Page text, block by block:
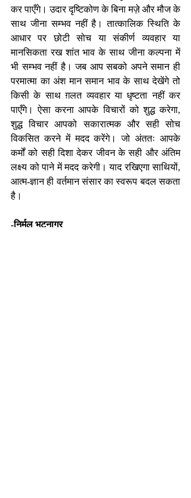
कर पाएँगे। उदार दृष्टिकोण के बिना मज़े और मौज के
साथ जीना सम्भव नहीं है। तात्कालिक स्थिति के
आधार पर छोटी सोच या संकीर्ण व्यवहार या
मानसिकता रख शांत भाव के साथ जीना कल्पना में
भी सम्भव नहीं है। जब आप सबको अपने समान ही
परमात्मा का अंश मान समान भाव के साथ देखेंगे तो
किसी के साथ ग़लत व्यवहार या धृष्टता नहीं कर
पाएँगे। ऐसा करना आपके विचारों को शुद्ध करेगा,
शुद्ध विचार आपको सकारात्मक और सही सोच
विकसित करने में मदद करेंगे। जो अंततः आपके
कर्मों को सही दिशा देकर जीवन के सही और अंतिम
लक्ष्य को पाने में मदद करेगी। याद रखिएगा साथियों,
आत्म-ज्ञान ही वर्तमान संसार का स्वरूप बदल सकता
है।
-निर्मल भटनागर